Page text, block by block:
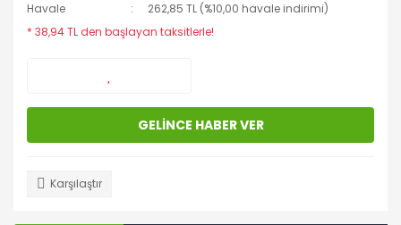
Havale
262,85 TL (%10,00 havale indirimi)
* 38,94 TL den başlayan taksitlerle!
GELİNCE HABER VER
Karşılaştır